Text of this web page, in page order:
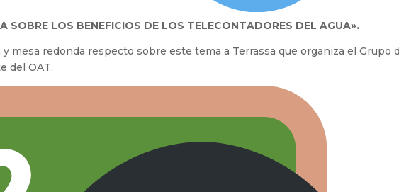
SOBRE LOS BENEFICIOS DE LOS TELECONTADORES DEL AGUA».
y mesa redonda respecto sobre este tema a Terrassa que organiza el Grupo
del OAT.